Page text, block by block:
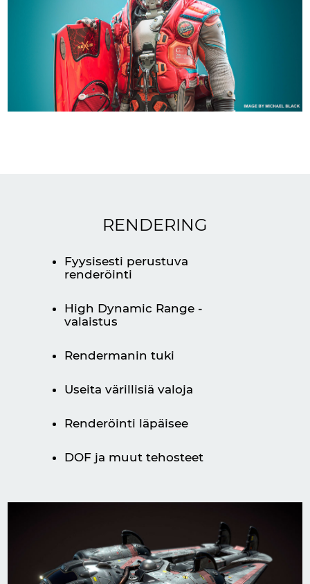
RENDERING
Fyysisesti perustuva
renderöinti
High Dynamic Range -
valaistus
Rendermanin tuki
Useita värillisiä valoja
Renderöinti läpäisee
DOF ja muut tehosteet